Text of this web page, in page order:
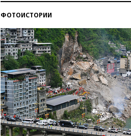
ФОТОИСТОРИИ